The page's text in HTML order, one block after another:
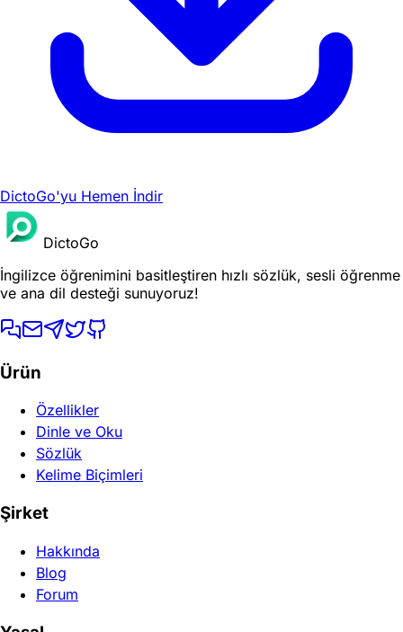
DictoGo'yu Hemen İndir
DictoGo
İngilizce öğrenimini basitleştiren hızlı sözlük, sesli öğrenme
ve ana dil desteği sunuyoruz!
Ürün
Özellikler
Dinle ve Oku
Sözlük
Kelime Biçimleri
Şirket
Hakkında
Blog
Forum